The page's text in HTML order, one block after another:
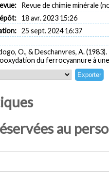
Revue de chimie minérale
18 avr. 2023 15:26
25 sept. 2024 16:37
O., & Deschanvres, A.
du ferrocyannure à
au